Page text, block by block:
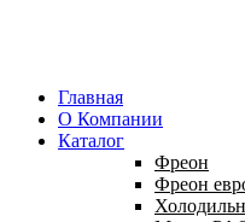
Главная
О Компании
Каталог
Фреон
Фреон